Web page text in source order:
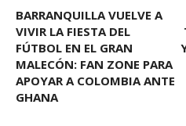
BARRANQUILLA VUELVE A
VIVIR LA FIESTA DEL
FÚTBOL EN EL GRAN
MALECÓN: FAN ZONE PARA
APOYAR A COLOMBIA ANTE
GHANA